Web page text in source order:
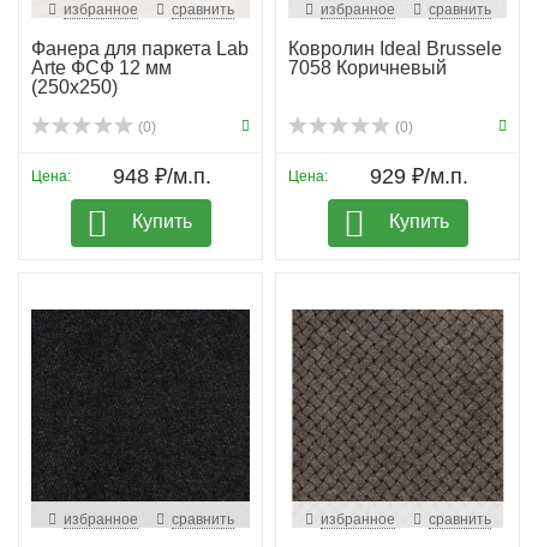
избранное сравнить
Фанера для паркета Lab
Arte ФСФ 12 мм
(250х250)
(0)
Цена: 948 ₽/м.п.
Купить
избранное сравнить
Ковролин Ideal Brussele
7058 Коричневый
(0)
Цена: 929 ₽/м.п.
Купить
избранное сравнить избранное сравнить